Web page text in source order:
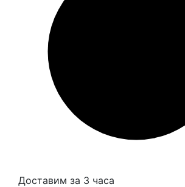
Доставим за 3 часа